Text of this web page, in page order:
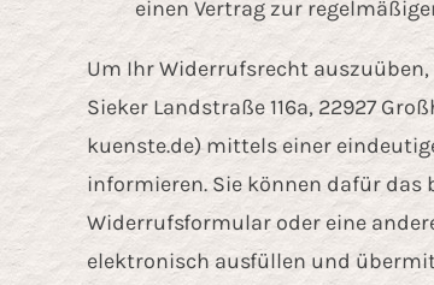
einen Vertrag zur
Um Ihr Widerrufsrecht
Sieker Landstraße 116a, 22927
kuenste.de) mittels einer
informieren. Sie können dafür
Widerrufsformular oder eine
elektronisch ausfüllen und